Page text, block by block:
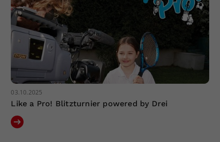
03.10.2025
Like a Pro! Blitzturnier powered by Drei